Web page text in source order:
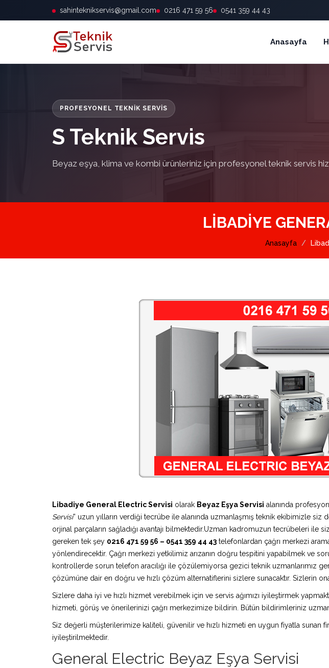
sahinteknikservis@gmail.com 0216 471 59 56 0541 359 44 43
Anasayfa
PROFESYONEL TEKNIK SERVIS
S Teknik Servis
Beyaz eşya, klima ve kombi ürünleriniz için profesyonel teknik servis
LIBADIYE
Anasayfa
Libadiye General Electric Servisi olarak Beyaz Eşya Servisi alanında
Servisi” uzun yılların verdiği tecrübe ile alanında uzmanlaşmış teknik ekibimizle
orjinal parçaların sağladığı avantajı bilmektedir.Uzman kadromuzun tecrübeleri ile
gereken tek şey 0216 471 59 56 – 0541 359 44 43 telefonlardan çağrı merkezi
yönlendirecektir. Çağrı merkezi yetkilimiz arızanın doğru tespitini yapabilmek ve
kontrollerde sorun telefon aracılığı ile çözülemiyorsa gezici teknik uzmanlarımız
çözümüne dair en doğru ve hızlı çözüm alternatiflerini sizlere sunacaktır. Sizlerin
Sizlere daha iyi ve hızlı hizmet verebilmek için ve servis ağımızı iyileştirmek
hizmeti, görüş ve önerilerinizi çağrı merkezimize bildirin. Bütün bildirimleriniz
Siz değerli müşterilerimize kaliteli, güvenilir ve hızlı hizmeti en uygun fiyatla
iyileştirilmektedir.
General Electric Beyaz Eşya Servisi